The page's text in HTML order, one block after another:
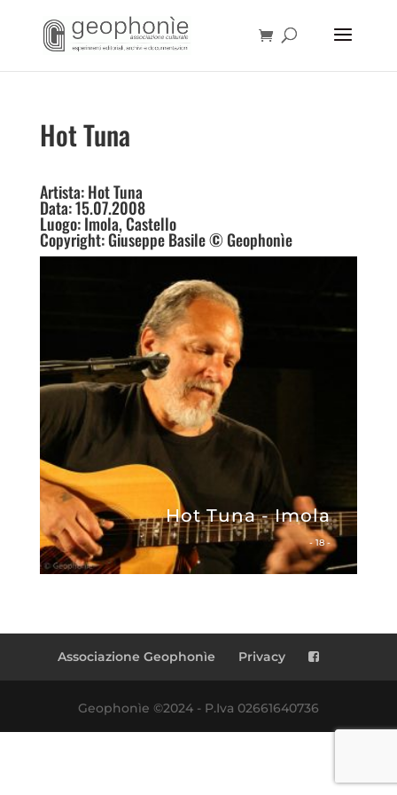
Hot Tuna
Artista: Hot Tuna
Data: 15.07.2008
Luogo: Imola, Castello
Copyright: Giuseppe Basile © Geophonìe
Hot Tuna - Imola
- 18 -
Associazione Geophonìe Privacy
Geophonìe ©2024 - P.Iva 02661640736